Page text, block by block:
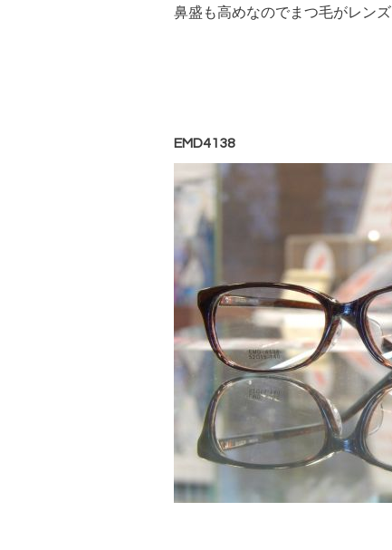
鼻盛も高めなのでまつ毛がレン
EMD4138